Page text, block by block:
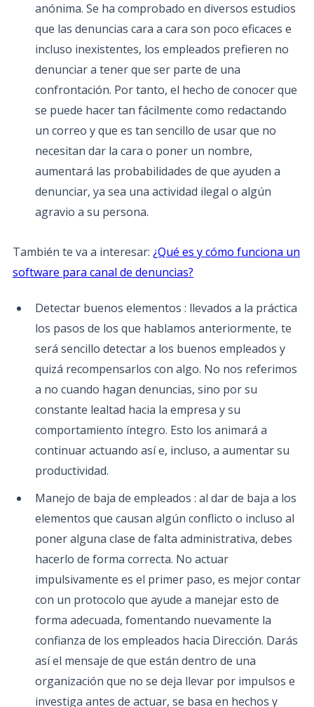
anónima. Se ha comprobado en diversos estudios
que las denuncias cara a cara son poco eficaces e
incluso inexistentes, los empleados prefieren no
denunciar a tener que ser parte de una
confrontación. Por tanto, el hecho de conocer que
se puede hacer tan fácilmente como redactando
un correo y que es tan sencillo de usar que no
necesitan dar la cara o poner un nombre,
aumentará las probabilidades de que ayuden a
denunciar, ya sea una actividad ilegal o algún
agravio a su persona.
También te va a interesar: ¿Qué es y cómo funciona un
software para canal de denuncias?
Detectar buenos elementos : llevados a la práctica
los pasos de los que hablamos anteriormente, te
será sencillo detectar a los buenos empleados y
quizá recompensarlos con algo. No nos referimos
a no cuando hagan denuncias, sino por su
constante lealtad hacia la empresa y su
comportamiento íntegro. Esto los animará a
continuar actuando así e, incluso, a aumentar su
productividad.
Manejo de baja de empleados : al dar de baja a los
elementos que causan algún conflicto o incluso al
poner alguna clase de falta administrativa, debes
hacerlo de forma correcta. No actuar
impulsivamente es el primer paso, es mejor contar
con un protocolo que ayude a manejar esto de
forma adecuada, fomentando nuevamente la
confianza de los empleados hacia Dirección. Darás
así el mensaje de que están dentro de una
organización que no se deja llevar por impulsos e
investiga antes de actuar, se basa en hechos y